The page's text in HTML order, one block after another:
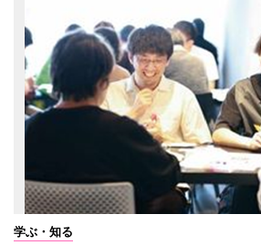
学ぶ・知る